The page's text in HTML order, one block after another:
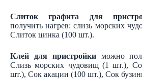
Слиток графита для
получить нагрев: слизь морских
Слиток цинка (100 шт.).
Клей для пристройкиможно
Слизь морских чудовищ (1 шт.),
шт.), Сок акации (100 шт.), Сок